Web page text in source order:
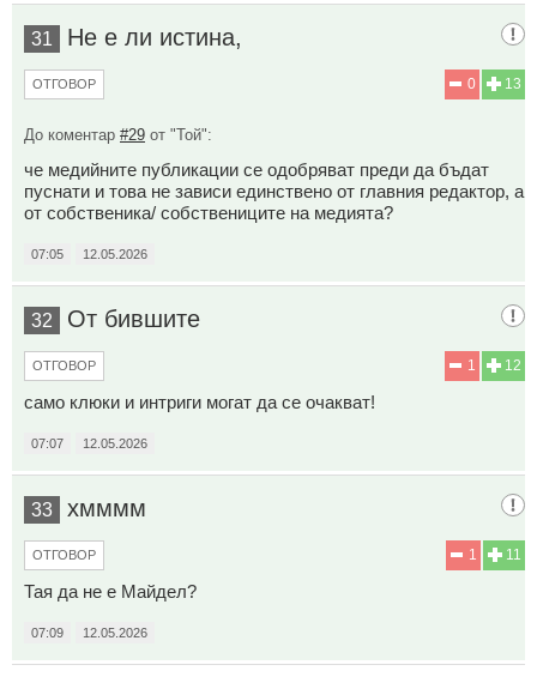
31 Не е ли истина,
13
0
ОТГОВОР
До коментар #29 от "Той":
че медийните публикации се одобряват преди да бъдат
пуснати и това не зависи единствено от главния редактор, а
от собственика/ собствениците на медията?
07:05 12.05.2026
32 От бившите
12
1
ОТГОВОР
само клюки и интриги могат да се очакват!
07:07 12.05.2026
33 хмммм
11
1
ОТГОВОР
Тая да не е Майдел?
07:09 12.05.2026